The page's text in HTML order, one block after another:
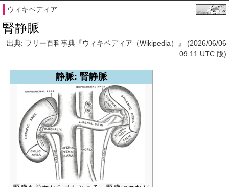
ウィキペディア
腎静脈
出典: フリー百科事典『ウィキペディア（Wikipedia）』 (2026/06/06
09:11 UTC 版)
静脈: 腎静脈